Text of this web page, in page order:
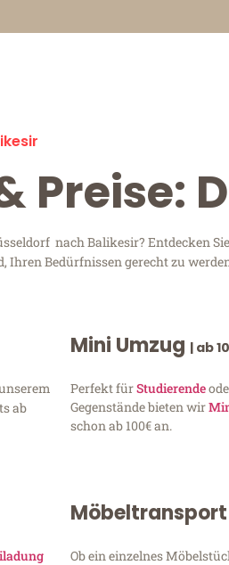
Preise:
nach Balikesir? Entdecken
Ihren Bedürfnissen gerecht zu
ab
Mini Umzug | ab
Perfekt fürStudierende
Gegenstände bieten wir
schon ab 100€ an.
Möbeltransport
Ob ein einzelnes